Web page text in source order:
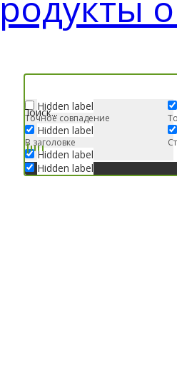
Hidden label
Точное совпадение
Hidden label
В заголовке
Hidden label
Hidden label